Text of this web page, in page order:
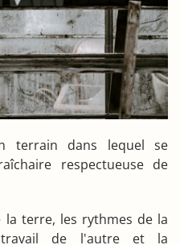
terrain dans lequel se
respectueuse de
la terre, les rythmes de la
de l'autre et la